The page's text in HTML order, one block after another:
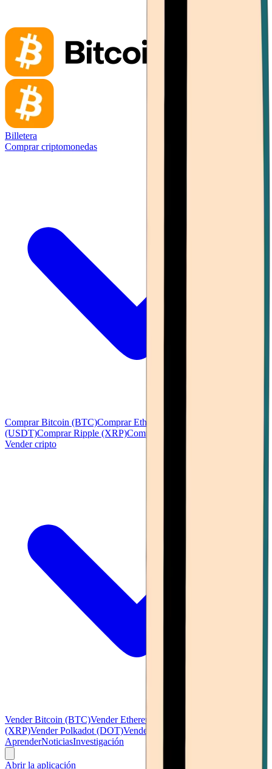
Billetera
Comprar criptomonedas
Comprar Bitcoin (BTC)Comprar Ethereum (ETH)
(USDT)Comprar Ripple (XRP)Comprar Solana (SOL)
Vender cripto
Vender Bitcoin (BTC)Vender Ethereum (ETH)
(XRP)Vender Polkadot (DOT)Vender Litecoin (LTC)
AprenderNoticiasInvestigación
Abrir la aplicación